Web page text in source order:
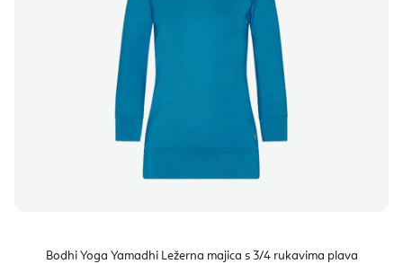
Bodhi Yoga Yamadhi Ležerna majica s 3/4 rukavima plava